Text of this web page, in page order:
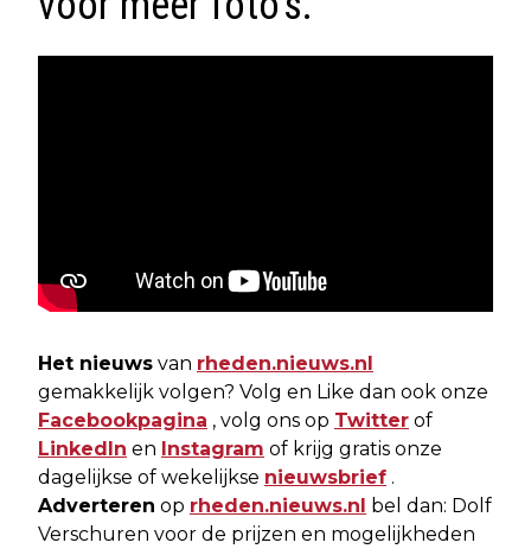
Het nieuws van rheden.nieuws.nl
gemakkelijk volgen? Volg en Like dan ook onze
Facebookpagina , volg ons op Twitter of
LinkedIn en Instagram of krijg gratis onze
dagelijkse of wekelijkse nieuwsbrief .
Adverteren op rheden.nieuws.nl bel dan: Dolf
Verschuren voor de prijzen en mogelijkheden